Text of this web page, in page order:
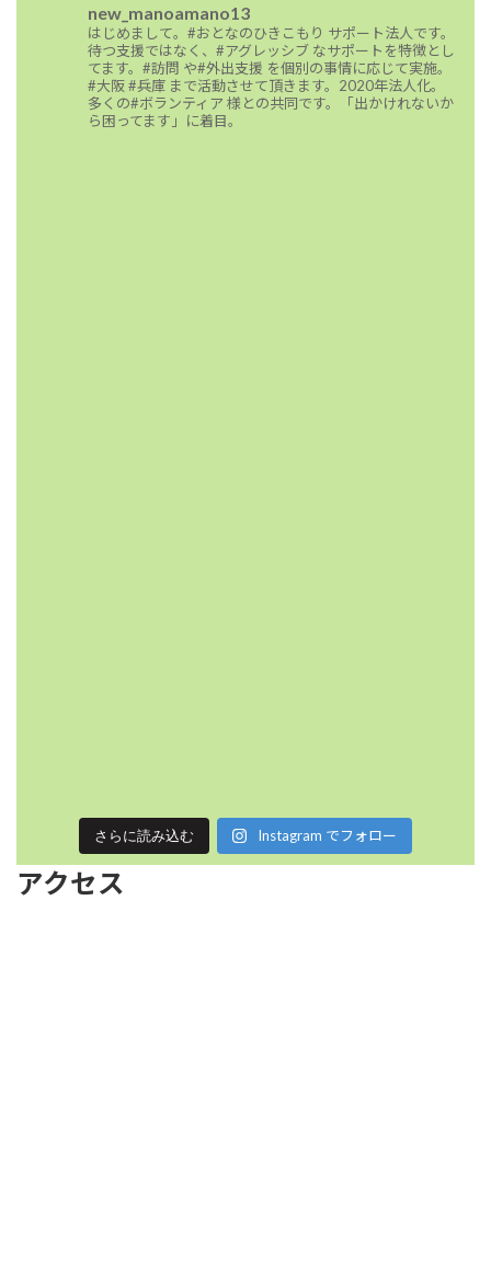
new_manoamano13
はじめまして。#おとなのひきこもり サポート法人です。
待つ支援ではなく、#アグレッシブ なサポートを特徴とし
てます。#訪問 や#外出支援 を個別の事情に応じて実施。
#大阪 #兵庫 まで活動させて頂きます。2020年法人化。
多くの#ボランティア 様との共同です。「出かけれないか
ら困ってます」に着目。
さらに読み込む Instagram でフォロー
アクセス